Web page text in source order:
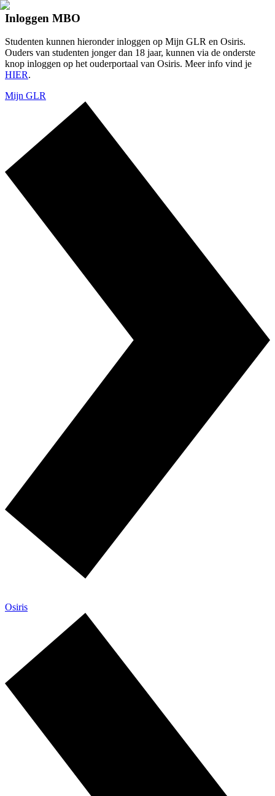
Inloggen MBO
Studenten kunnen hieronder inloggen op Mijn GLR en Osiris.
Ouders van studenten jonger dan 18 jaar, kunnen via de onderste
knop inloggen op het ouderportaal van Osiris. Meer info vind je
HIER.
Mijn GLR
Osiris